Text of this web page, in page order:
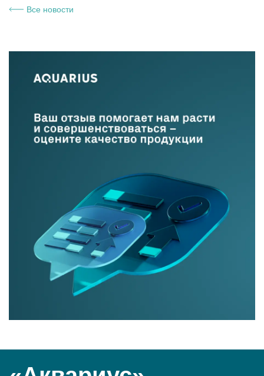
Все новости